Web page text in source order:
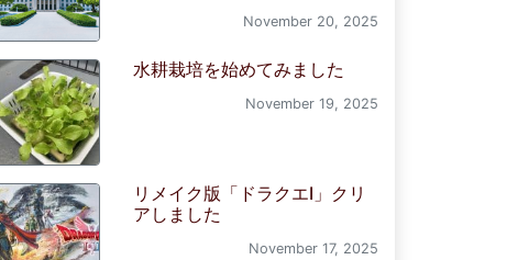
November 20, 2025
水耕栽培を始めてみました
November 19, 2025
リメイク版「ドラクエI」クリ
アしました
November 17, 2025